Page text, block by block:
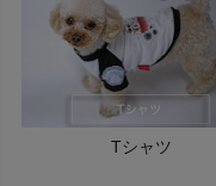
Tシャツ